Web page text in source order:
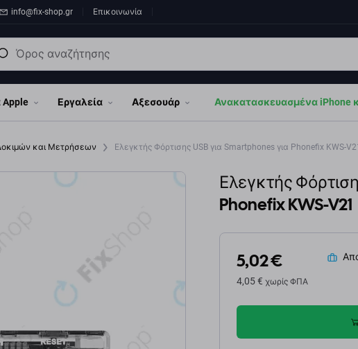
info@fix-shop.gr Επικοινωνία
Εργαλεία Αξεσουάρ Ανακατασκευασμένα iPhone
και Μετρήσεων Ελεγκτής Φόρτισης USB για Smartphones για Phonefix KWS-
Ελεγκτής
Phonefix KWS-V21
5,02 €
4,05 € χωρίς ΦΠΑ